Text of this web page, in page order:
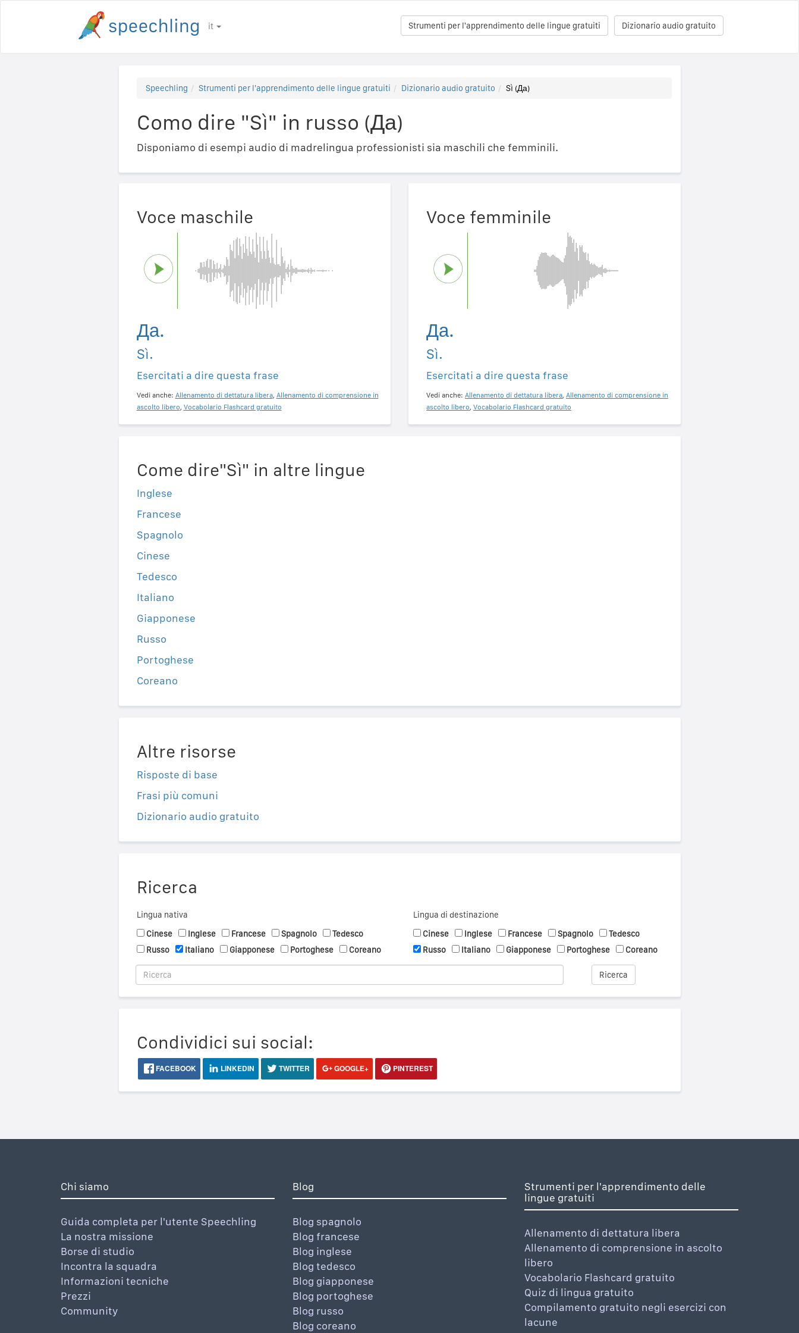
it Dizionario audio gratuito
Strumenti per l'apprendimento delle lingue gratuiti
Speechling Strumenti per l'apprendimento delle lingue gratuiti Dizionario audio gratuito Sì (Да)
Como dire "Sì" in russo (Да)
Disponiamo di esempi audio di madrelingua professionisti sia maschili che femminili.
Voce maschile
Да.
Sì.
Esercitati a dire questa frase
Vedi anche: Allenamento di dettatura libera, Allenamento di comprensione in
ascolto libero, Vocabolario Flashcard gratuito
Voce femminile
Да.
Sì.
Esercitati a dire questa frase
Vedi anche: Allenamento di dettatura libera, Allenamento di comprensione in
ascolto libero, Vocabolario Flashcard gratuito
Come dire"Sì" in altre lingue
Inglese
Francese
Spagnolo
Cinese
Tedesco
Italiano
Giapponese
Russo
Portoghese
Coreano
Altre risorse
Risposte di base
Frasi più comuni
Dizionario audio gratuito
Ricerca
Lingua nativa
Cinese
Inglese Francese Spagnolo
Tedesco
Russo
Italiano Giapponese Portoghese Coreano
Lingua di destinazione
Cinese
Inglese Francese Spagnolo
Tedesco
Russo
Italiano Giapponese Portoghese Coreano
Ricerca
Condividici sui social:
FACEBOOK LINKEDIN TWITTER GOOGLE+ PINTEREST
Chi siamo
Guida completa per l'utente Speechling
La nostra missione
Borse di studio
Incontra la squadra
Informazioni tecniche
Prezzi
Community
Blog
Blog spagnolo
Blog francese
Blog inglese
Blog tedesco
Blog giapponese
Blog portoghese
Blog russo
Blog coreano
Strumenti per l'apprendimento delle
lingue gratuiti
Allenamento di dettatura libera
Allenamento di comprensione in ascolto
libero
Vocabolario Flashcard gratuito
Quiz di lingua gratuito
Compilamento gratuito negli esercizi con
lacune